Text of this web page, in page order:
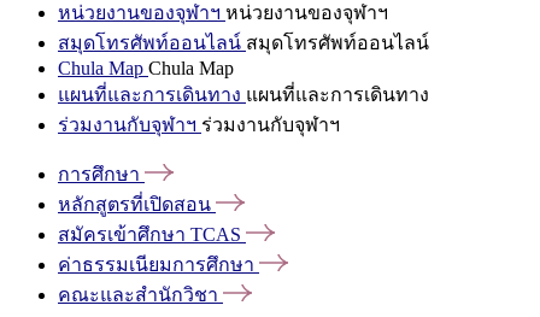
หน่วยงานของจุฬาฯ หน่วยงานของจุฬาฯ
สมุดโทรศัพท์ออนไลน์ สมุดโทรศัพท์ออนไลน์
Chula Map Chula Map
แผนที่และการเดินทาง แผนที่และการเดินทาง
ร่วมงานกับจุฬาฯ ร่วมงานกับจุฬาฯ
การศึกษา
หลักสูตรที่เปิดสอน
สมัครเข้าศึกษา TCAS
ค่าธรรมเนียมการศึกษา
คณะและสำนักวิชา